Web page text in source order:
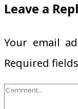
Leave a
Your email
Required